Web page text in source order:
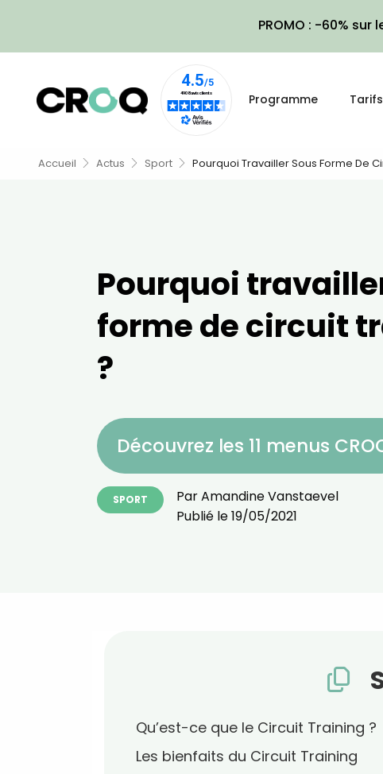
PROMO : -60%
Programme Tarifs
Accueil Actus Sport Pourquoi Travailler Sous Forme De
Pourquoi
forme de circuit
?
Découvrez les 11 menus
SPORT ParAmandine Vanstaevel
Publié le19/05/2021
Qu’est-ce que le Circuit Training ?
Les bienfaits du Circuit Training